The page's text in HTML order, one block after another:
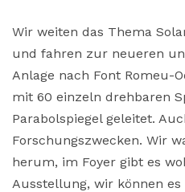
Wir weiten das Thema
und fahren zur neueren
Anlage nach Font Romeu-
mit 60 einzeln drehbaren
Parabolspiegel geleitet.
Forschungszwecken. Wir
herum, im Foyer gibt es
Ausstellung, wir können